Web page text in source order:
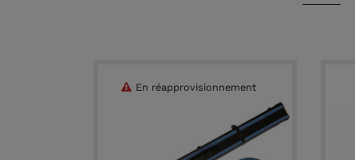
En réapprovisionnement